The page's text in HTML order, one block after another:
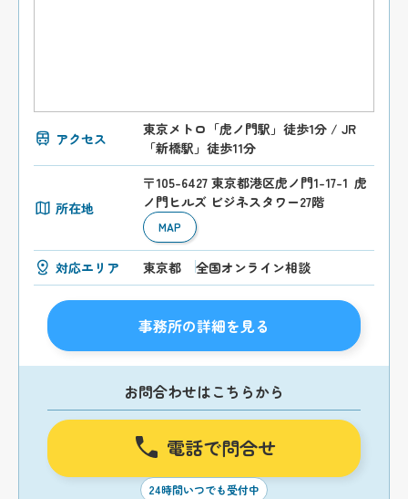
アクセス
東京メトロ「虎ノ門駅」徒歩1分 / JR
「新橋駅」徒歩11分
所在地
〒105-6427 東京都港区虎ノ門1-17-1 虎
ノ門ヒルズ ビジネスタワー27階
MAP
対応エリア 東京都 全国オンライン相談
事務所の詳細を見る
お問合わせはこちらから
電話で問合せ
24時間いつでも受付中